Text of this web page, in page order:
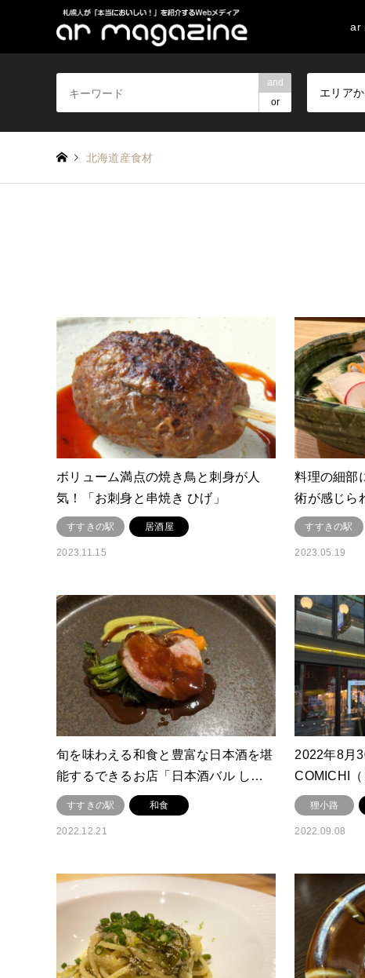
ar
and
or
エリア
北海道産食材
ボリューム満点の焼き鳥と刺身が人
気！「お刺身と串焼き ひげ」
すすきの駅 居酒屋
2023.11.15
料理の細部
術が感じら
すすきの駅
2023.05.19
旬を味わえる和食と豊富な日本酒を堪
能するできるお店「日本酒バル し…
すすきの駅 和食
2022.12.21
2022年8月
COMICHI
狸小路
2022.09.08